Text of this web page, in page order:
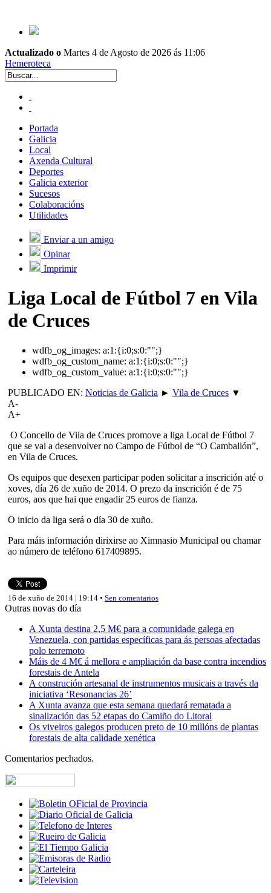
Actualizado o Martes 4 de Agosto de 2026 ás 11:06
Hemeroteca
Portada
Galicia
Local
Axenda Cultural
Deportes
Galicia exterior
Sucesos
Colaboracións
Utilidades
Enviar a un amigo
Opinar
Imprimir
Liga Local de Fútbol 7 en Vila
de Cruces
wdfb_og_images: a:1:{i:0;s:0:"";}
wdfb_og_custom_name: a:1:{i:0;s:0:"";}
wdfb_og_custom_value: a:1:{i:0;s:0:"";}
PUBLICADO EN: Noticias de Galicia ► Vila de Cruces ▼
A-
A+
O Concello de Vila de Cruces promove a liga Local de Fútbol 7
que se vai a desenvolver no Campo de Fútbol de “O Camballón”,
en Vila de Cruces.
Os equipos que desexen participar poden solicitar a inscrición até o
xoves, día 26 de xuño de 2014. O prezo da inscrición é de 75
euros, aos que hai que engadir 25 euros de fianza.
O inicio da liga será o día 30 de xuño.
Para máis información dirixirse ao Ximnasio Municipal ou chamar
ao número de teléfono 617409895.
16 de xuño de 2014 | 19:14 • Sen comentarios
Outras novas do día
A Xunta destina 2,5 M€ para a comunidade galega en
Venezuela, con partidas específicas para ás persoas afectadas
polo terremoto
Máis de 4 M€ á mellora e ampliación da base contra incendios
forestais de Antela
A construción artesanal de instrumentos musicais a través da
iniciativa ‘Resonancias 26’
A Xunta avanza que esta semana quedará rematada a
sinalización das 52 etapas do Camiño do Litoral
Os viveiros galegos producen preto de 10 millóns de plantas
forestais de alta calidade xenética
Comentarios pechados.